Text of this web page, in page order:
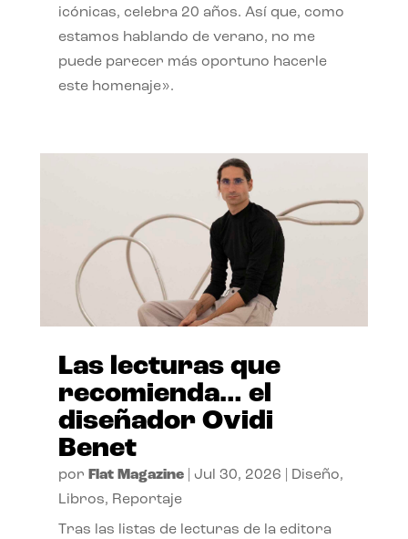
icónicas, celebra 20 años. Así que, como
estamos hablando de verano, no me
puede parecer más oportuno hacerle
este homenaje».
Las lecturas que
recomienda… el
diseñador Ovidi
Benet
por Flat Magazine| Jul 30, 2026 Diseño,
Libros, Reportaje
Tras las listas de lecturas de la editora